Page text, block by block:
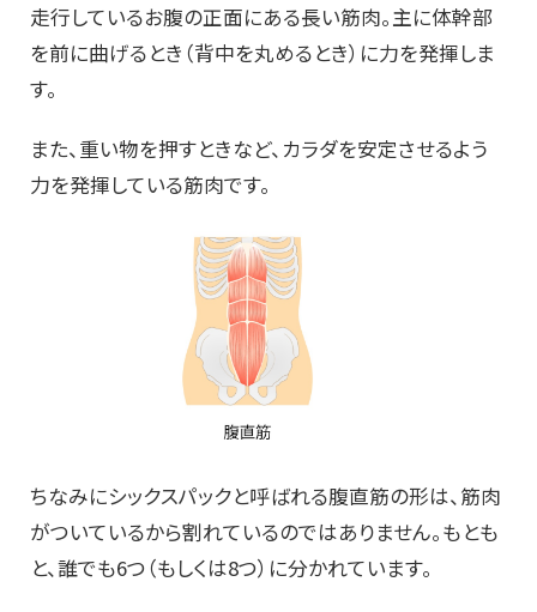
走行しているお腹の正面にある長い筋肉。主に体幹部
を前に曲げるとき（背中を丸めるとき）に力を発揮しま
す。
また、重い物を押すときなど、カラダを安定させるよう
力を発揮している筋肉です。
ちなみにシックスパックと呼ばれる腹直筋の形は、筋肉
がついているから割れているのではありません。もとも
と、誰でも6つ（もしくは8つ）に分かれています。